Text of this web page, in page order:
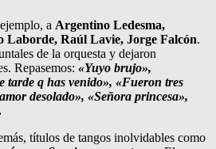
a Argentino Ledesma,
Laborde, Raúl Lavie, Jorge Falcón.
de la orquesta y dejaron
Repasemos: «Yuyo brujo»,
tarde q has venido», «Fueron tres
desolado», «Señora princesa»,
títulos de tangos inolvidables como